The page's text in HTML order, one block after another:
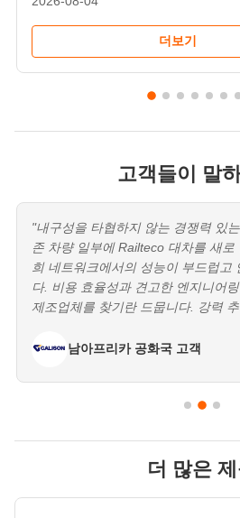
더보기
고객들이 말
"내구성을 타협하지 않는 경쟁력 있
존 차량 일부에 Railteco 대차를 새로
희 네트워크에서의 성능이 부드럽고
다. 비용 효율성과 견고한 엔지니어
제조업체를 찾기란 드뭅니다. 강력
남아프리카 공화국 고객
더 많은